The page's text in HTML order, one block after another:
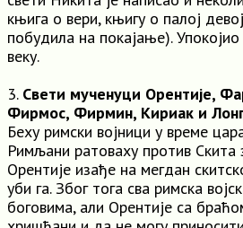
књига о вери, књигу о палој
побудила на покајање).
веку.
3. Свети мученуци Орентије,
Фирмос, Фирмин, Кириак и
Беху римски војници у време
Римљани ратоваху против Скита
Орентије изађе на мегдан
уби га. Због тога сва римска
боговима, али Орентије са